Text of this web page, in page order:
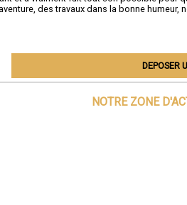
des travaux dans la bonne humeur,
DEPOSER
NOTRE ZONE